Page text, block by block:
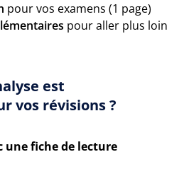
pour vos examens (1 page)
pour aller plus loin
est
vos révisions ?
une fiche de lecture